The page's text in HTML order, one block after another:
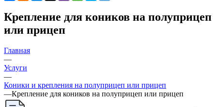
Крепление для коников на полуприцеп
или прицеп
Главная
—
Услуги
—
Коники и крепления на полуприцеп или прицеп
—Крепление для коников на полуприцеп или прицеп